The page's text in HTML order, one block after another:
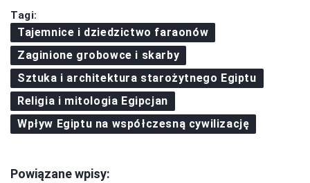
Tagi:
Tajemnice i dziedzictwo faraonów
Zaginione grobowce i skarby
Sztuka i architektura starożytnego Egiptu
Religia i mitologia Egipcjan
Wpływ Egiptu na współczesną cywilizację
Powiązane wpisy: